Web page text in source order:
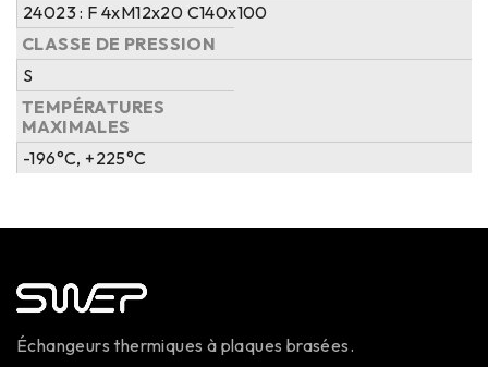
24023 : F 4xM12x20 C140x100
CLASSE DE PRESSION
S
TEMPÉRATURES
MAXIMALES
-196°C, +225°C
Échangeurs thermiques à plaques brasées.